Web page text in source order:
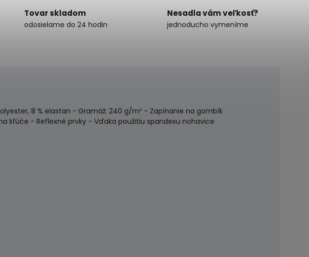
Tovar skladom
odosielame do 24 hodin
Nesadla vám veľkosť?
jednoducho vymeníme
8 % elastan - Gramáž: 240 g/m² - Zapínanie na gombík
kľúče - Reflexné prvky - Vďaka použitiu spandexu nohavice